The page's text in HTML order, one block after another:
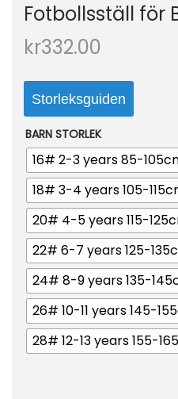
Fotbollsställ för
kr332.00
Storleksguiden
BARN STORLEK
16# 2-3 years 85-
18# 3-4 years 105-
20# 4-5 years 115-
22# 6-7 years 125-
24# 8-9 years 135-
26# 10-11 years 145-
28# 12-13 years 155-